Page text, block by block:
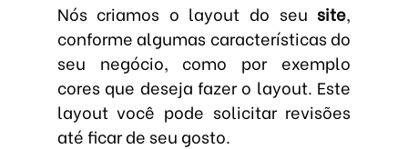
Nós criamos o layout do seusite,
conforme algumas características do
seu negócio, como por exemplo
cores que deseja fazer o layout. Este
layout você pode solicitar revisões
até ficar de seu gosto.